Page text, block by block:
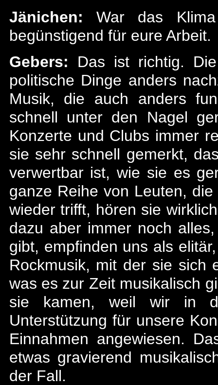
Jänichen: War das
begünstigend für eure Arbeit.
Gebers: Das ist richtig.
politische Dinge anders
Musik, die auch anders
schnell unter den Nagel
Konzerte und Clubs immer
sie sehr schnell gemerkt,
verwertbar ist, wie sie es
ganze Reihe von Leuten,
wieder trifft, hören sie
dazu aber immer noch
gibt, empfinden uns als
Rockmusik, mit der sie sich
was es zur Zeit musikalisch
sie kamen, weil wir in
Unterstützung für unsere
Einnahmen angewiesen.
etwas gravierend
der Fall.